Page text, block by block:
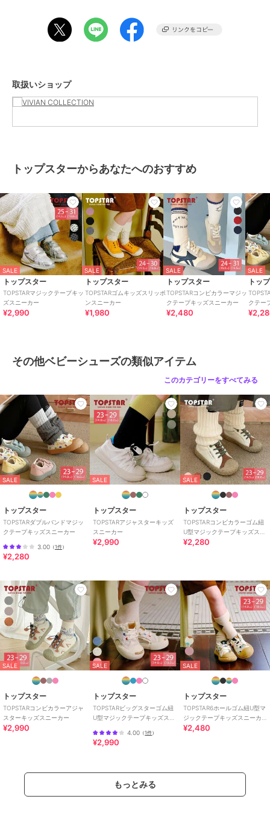
商品カテゴリ ベビーシューズ ／
その他ベビー
シューズ
ボーイズ
素材
キャンバス×スエード×合成皮革
商品のお取り扱い方法
原産国 中国
取扱いショップ
トップスターからあなたへのおすすめ
SALE
トップスター
TOPSTARマジックテープキッ
ズスニーカー
¥2,990
SALE
トップスター
TOPSTARゴムキッズスリッポ
ンスニーカー
¥1,980
SALE
トップスター
TOPSTARコンビカラーマジッ
クテープキッズスニーカー
¥2,480
SALE
トッ
クテー
その他ベビーシューズの類似アイテム
このカテゴリーをすべてみる
SALE
トップスター
TOPSTARダブルバンドマジッ
クテープキッズスニーカー
3.00 （1件）
¥2,280
SALE
トップスター
TOPSTARアジャスターキッズ
スニーカー
¥2,990
SALE
トップスター
TOPSTARコンビカラーゴム紐
U型マジックテープキッズスニ
ーカー
¥2,280
SALE
トップスター
TOPSTARコンビカラーアジャ
スターキッズスニーカー
¥2,990
SALE
トップスター
TOPSTARビッグスターゴム紐
U型マジックテープキッズスニ
4.00 （1件）
¥2,990
SALE
トップスター
TOPSTAR6ホールゴム紐U型マ
ジックテープキッズスニーカ
ー
¥2,480
もっとみる